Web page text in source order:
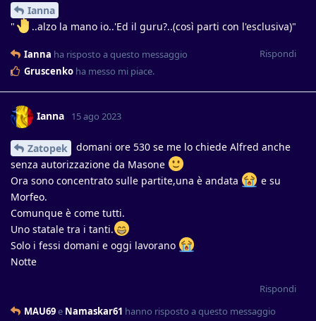
Ianna
"
..alzo la mano io..'Ed il guru?..(così parti con l'esclusiva)"
Rispondi
Ianna ha risposto a questo messaggio
Gruscenko ha messo mi piace.
Ianna 15 ago 2023
Zatopek
domani ore 530 se me lo chiede Alfred anche
senza autorizzazione da Masone
Ora sono concentrato sulle partite,una è andata
e su
Morfeo.
Comunque è come tutti.
Uno statale tra i tanti.
Solo i fessi domani e oggi lavorano
Notte
Rispondi
MAU69e Namaskar61 hanno risposto a questo messaggio